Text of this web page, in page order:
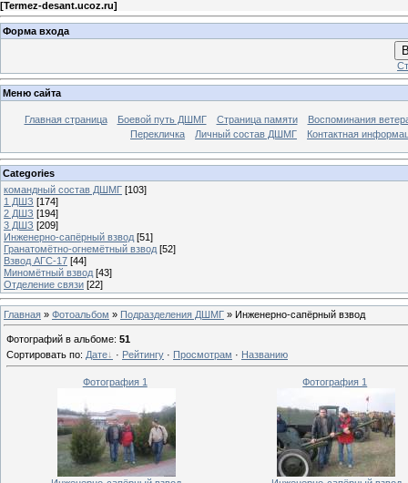
[Termez-desant.ucoz.ru]
Форма входа
Меню сайта
Главная страница Боевой путь ДШМГ Страница памяти
Воспоминания
Перекличка
Личный состав ДШМГ Контактная
Categories
командный состав ДШМГ [103]
1 ДШЗ [174]
2 ДШЗ [194]
3 ДШЗ [209]
Инженерно-сапёрный взвод [51]
Гранатомётно-огнемётный взвод [52]
Взвод АГС-17 [44]
Миномётный взвод [43]
Отделение связи [22]
Главная » Фотоальбом » Подразделения ДШМГ » Инженерно-сапёрный взвод
Фотографий в альбоме: 51
Сортировать по: Дате · Рейтингу · Просмотрам · Названию
Фотография 1 Фотография 1